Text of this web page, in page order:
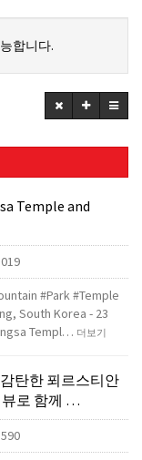
합니다.
Temple and
#Park #Temple
South Korea - 23
Templ… 더보기
탄한 푀르스티안
뷰로 함께 …